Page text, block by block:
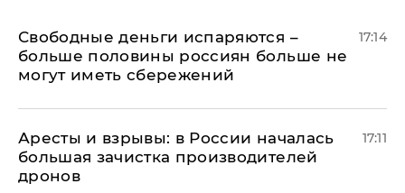
Свободные деньги испаряются –
больше половины россиян больше не
могут иметь сбережений
17:14
Аресты и взрывы: в России началась
большая зачистка производителей
дронов
17:11